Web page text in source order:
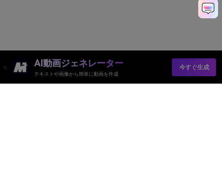
AI動画ジェネレーター
テキストや画像から簡単に動画を作成
今すぐ生成